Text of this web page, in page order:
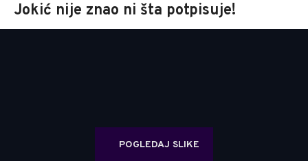
Jokić nije znao ni šta potpisuje!
POGLEDAJ SLIKE